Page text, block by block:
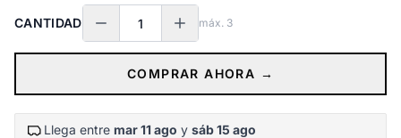
CANTIDAD máx. 3
COMPRAR AHORA →
Llega entre mar 11 ago y sáb 15 ago